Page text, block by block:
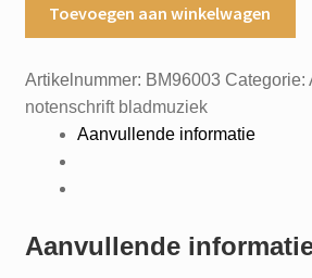
progressive
accordion
solos
book
bass
Toevoegen aan winkelwagen
Artikelnummer: BM96003 Categorie:
notenschrift bladmuziek
Aanvullende informatie
Aanvullende